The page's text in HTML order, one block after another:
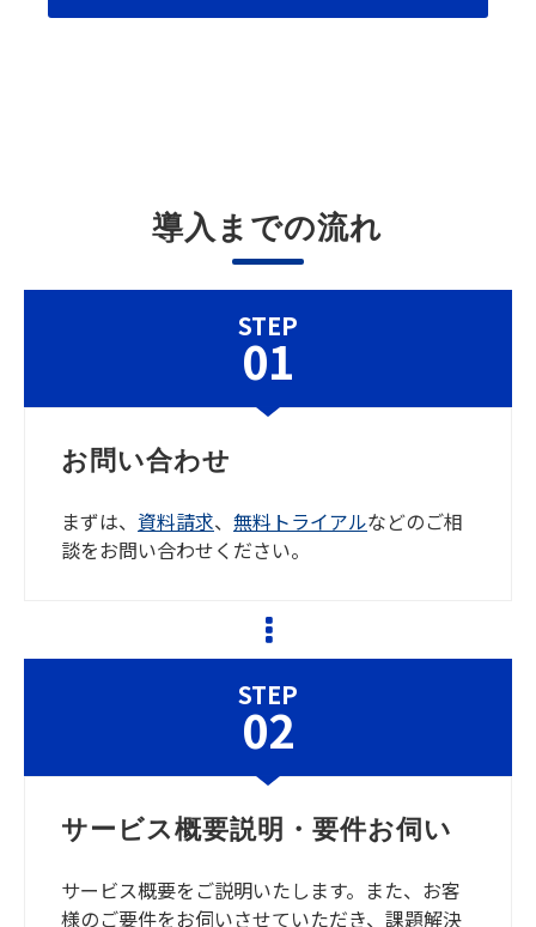
導入までの流れ
STEP
01
お問い合わせ
まずは、 資料請求、 無料トライアルなどのご相
談をお問い合わせください。
STEP
02
サービス概要説明・要件お伺い
サービス概要をご説明いたします。また、お客
様のご要件をお伺いさせていただき、課題解決